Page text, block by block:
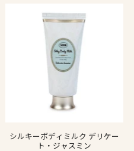
シルキーボディミルク デリケー
ト・ジャスミン